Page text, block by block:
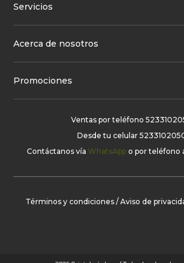
Servicios
Acerca de nosotros
Promociones
Ventas por teléfono
Desde tu celular
Contáctanos vía WhatsApp o por teléfono
Términos y condiciones/Aviso de